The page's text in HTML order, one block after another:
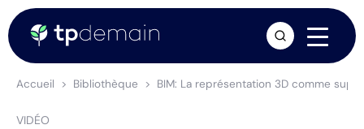
Accueil Bibliothèque BIM: La représentation 3D comme
VIDÉO
arrow_forward